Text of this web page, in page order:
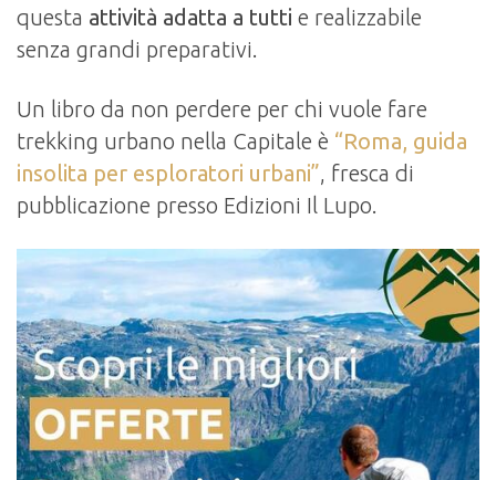
questa attività adatta a tutti e realizzabile
senza grandi preparativi.
Un libro da non perdere per chi vuole fare
trekking urbano nella Capitale è “Roma, guida
insolita per esploratori urbani”, fresca di
pubblicazione presso Edizioni Il Lupo.